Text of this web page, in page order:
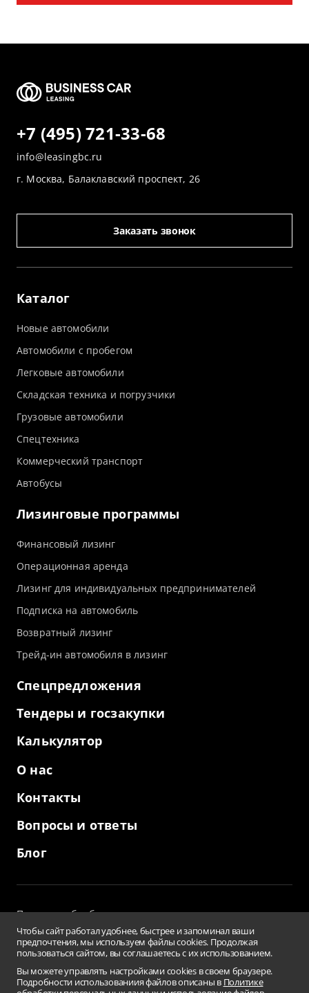
Каталог
Новые автомобили
Автомобили с пробегом
Легковые автомобили
Складская техника и погрузчики
Грузовые автомобили
Спецтехника
Коммерческий транспорт
Автобусы
Лизинговые программы
Финансовый лизинг
Операционная аренда
Лизинг для индивидуальных предпринимателей
Подписка на автомобиль
Возвратный лизинг
Трейд-ин автомобиля в лизинг
Спецпредложения
Тендеры и госзакупки
Калькулятор
О нас
Контакты
Вопросы и ответы
Блог
+7 (495) 721-33-68
info@leasingbc.ru
г. Москва, Балаклавский проспект, 26
Заказать звонок
Политика обработки персональных данных
и использование файлов cookies
Пользовательское соглашение
Заверения и гарантии
Противодействие коррупции
Условия использования информации сайта
Чтобы сайт работал удобнее, быстрее и запоминал ваши
предпочтения, мы используем файлы cookies. Продолжая
пользоваться сайтом, вы соглашаетесь с их использованием.
Вы можете управлять настройками cookies в своем браузере.
Подробности использованиия файлов описаны в Политике